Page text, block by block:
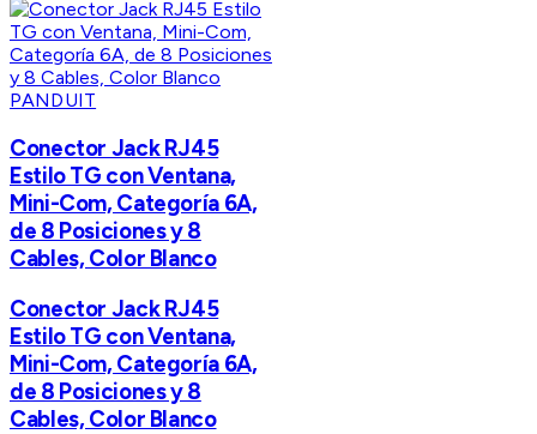
PANDUIT
Conector Jack RJ45
Estilo TG con Ventana,
Mini-Com, Categoría 6A,
de 8 Posiciones y 8
Cables, Color Blanco
Conector Jack RJ45
Estilo TG con Ventana,
Mini-Com, Categoría 6A,
de 8 Posiciones y 8
Cables, Color Blanco